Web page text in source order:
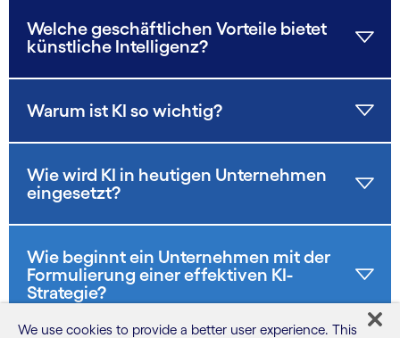
Welche geschäftlichen Vorteile bietet
künstliche Intelligenz?
Warum ist KI so wichtig?
Wie wird KI in heutigen Unternehmen
eingesetzt?
Wie beginnt ein Unternehmen mit der
Formulierung einer effektiven KI-
Strategie?
We use cookies to provide a better user experience. This